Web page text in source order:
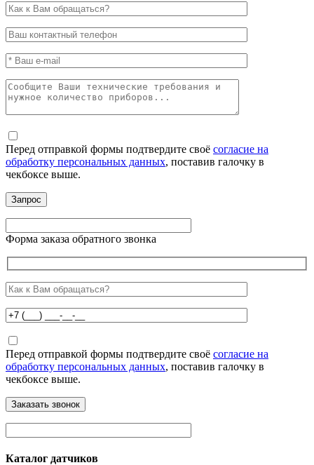
Перед отправкой формы подтвердите своё согласие на
обработку персональных данных, поставив галочку в
чекбоксе выше.
Форма заказа обратного звонка
Перед отправкой формы подтвердите своё согласие на
обработку персональных данных, поставив галочку в
чекбоксе выше.
Каталог датчиков